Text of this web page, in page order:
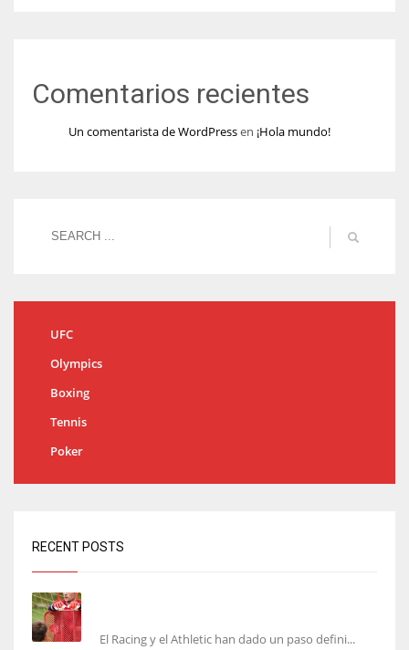
Comentarios recientes
Un comentarista de WordPressen ¡Hola mundo!
UFC
Olympics
Boxing
Tennis
Poker
RECENT POSTS
El Racing y el Athletic han dado un paso defini...